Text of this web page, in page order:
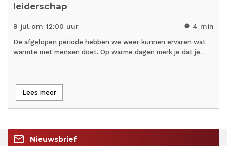
leiderschap
9 jul om 12:00 uur timer 4 min
De afgelopen periode hebben we weer kunnen ervaren wat
warmte met mensen doet. Op warme dagen merk je dat je…
Lees meer
mail_outline Nieuwsbrief